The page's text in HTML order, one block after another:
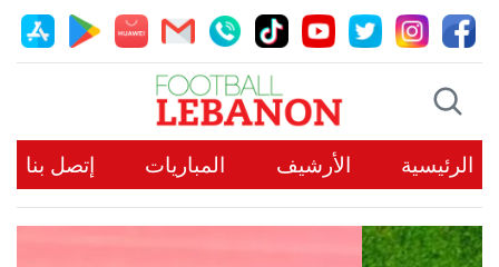
الرئيسية الأرشيف المباريات إتصل بنا